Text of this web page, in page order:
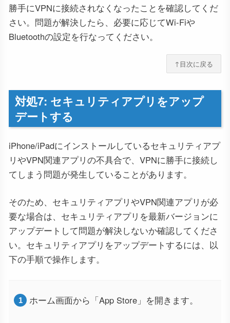
勝手にVPNに接続されなくなったことを確認してくだ
さい。問題が解決したら、必要に応じてWi-Fiや
Bluetoothの設定を行なってください。
↑目次に戻る
対処7: セキュリティアプリをアップ
デートする
iPhone/iPadにインストールしているセキュリティアプ
リやVPN関連アプリの不具合で、VPNに勝手に接続し
てしまう問題が発生していることがあります。
そのため、セキュリティアプリやVPN関連アプリが必
要な場合は、セキュリティアプリを最新バージョンに
アップデートして問題が解決しないか確認してくださ
い。セキュリティアプリをアップデートするには、以
下の手順で操作します。
ホーム画面から「App Store」を開きます。